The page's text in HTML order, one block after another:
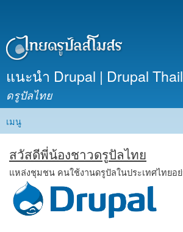
เนื้อหา
แนะนำ Drupal | Drupal
ดรูปัลไทย
Main menu
เมนู
สวัสดีพี่น้องชาวดรูปัลไทย
แหล่งชุมชน คนใช้งานดรูปัลในประเทศไทยอย่